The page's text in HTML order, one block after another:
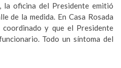
la oficina del Presidente emitió
de la medida. En Casa Rosada
y que el Presidente
Todo un síntoma del